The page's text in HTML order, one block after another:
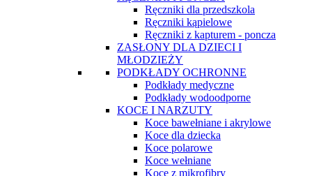
Ręczniki dla przedszkola
Ręczniki kąpielowe
Ręczniki z kapturem - poncza
ZASŁONY DLA DZIECI I
MŁODZIEŻY
PODKŁADY OCHRONNE
Podkłady medyczne
Podkłady wodoodporne
KOCE I NARZUTY
Koce bawełniane i akrylowe
Koce dla dziecka
Koce polarowe
Koce wełniane
Koce z mikrofibry